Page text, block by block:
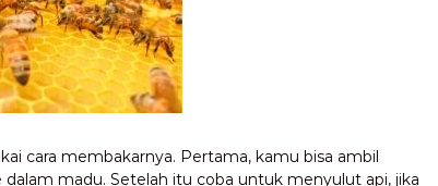
cara membakarnya. Pertama, kamu bisa ambil
madu. Setelah itu coba untuk menyulut api, jika